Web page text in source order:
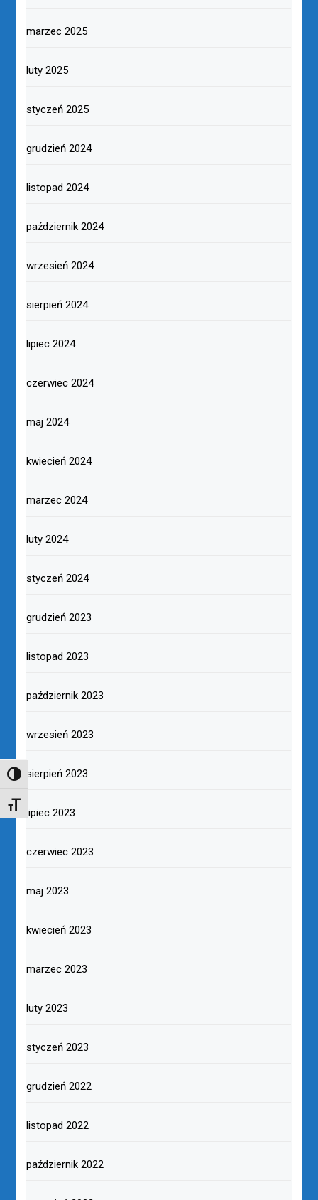
TOGGLE HIGH CONTRAST
TOGGLE FONT SIZE
marzec 2025
luty 2025
styczeń 2025
grudzień 2024
listopad 2024
październik 2024
wrzesień 2024
sierpień 2024
lipiec 2024
czerwiec 2024
maj 2024
kwiecień 2024
marzec 2024
luty 2024
styczeń 2024
grudzień 2023
listopad 2023
październik 2023
wrzesień 2023
sierpień 2023
lipiec 2023
czerwiec 2023
maj 2023
kwiecień 2023
marzec 2023
luty 2023
styczeń 2023
grudzień 2022
listopad 2022
październik 2022